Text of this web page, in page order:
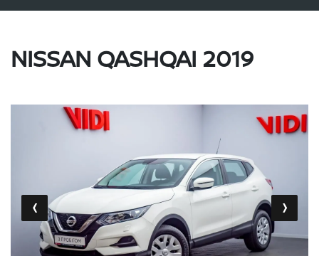
NISSAN QASHQAI 2019
‹ ›